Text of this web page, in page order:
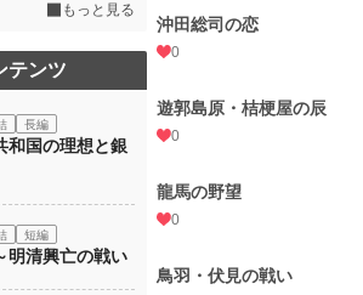
沖田総司の恋
0
遊郭島原・桔梗屋の辰
0
龍馬の野望
0
鳥羽・伏見の戦い
もっと見る
テンツ
長編
和国の理想と銀
短編
明清興亡の戦い